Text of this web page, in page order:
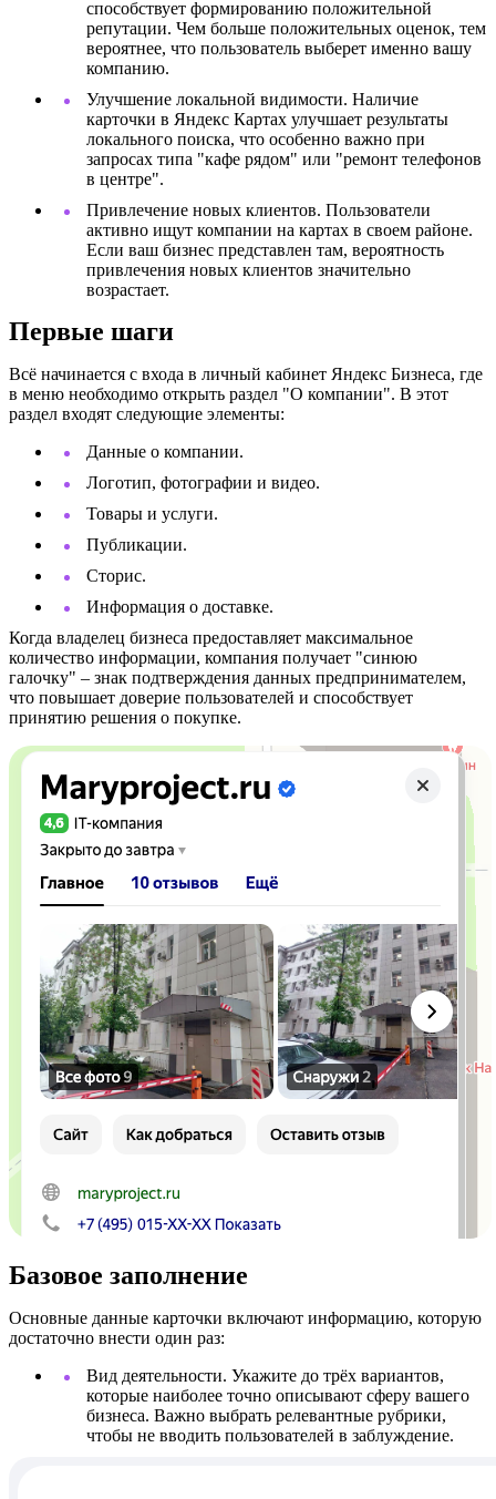
способствует формированию положительной
репутации. Чем больше положительных оценок, тем
вероятнее, что пользователь выберет именно вашу
компанию.
Улучшение локальной видимости. Наличие
карточки в Яндекс Картах улучшает результаты
локального поиска, что особенно важно при
запросах типа "кафе рядом" или "ремонт телефонов
в центре".
Привлечение новых клиентов. Пользователи
активно ищут компании на картах в своем районе.
Если ваш бизнес представлен там, вероятность
привлечения новых клиентов значительно
возрастает.
Первые шаги
Всё начинается с входа в личный кабинет Яндекс Бизнеса, где
в меню необходимо открыть раздел "О компании". В этот
раздел входят следующие элементы:
Данные о компании.
Логотип, фотографии и видео.
Товары и услуги.
Публикации.
Сторис.
Информация о доставке.
Когда владелец бизнеса предоставляет максимальное
количество информации, компания получает "синюю
галочку" – знак подтверждения данных предпринимателем,
что повышает доверие пользователей и способствует
принятию решения о покупке.
Базовое заполнение
Основные данные карточки включают информацию, которую
достаточно внести один раз:
Вид деятельности. Укажите до трёх вариантов,
которые наиболее точно описывают сферу вашего
бизнеса. Важно выбрать релевантные рубрики,
чтобы не вводить пользователей в заблуждение.